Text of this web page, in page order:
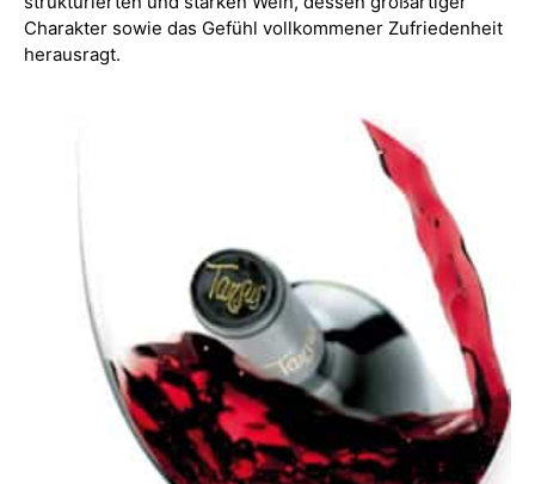
Charakter sowie das Gefühl vollkommener Zufriedenheit
herausragt.